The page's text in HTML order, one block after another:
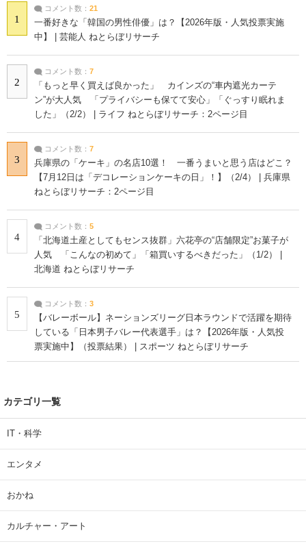
1
コメント数： 21
一番好きな「韓国の男性俳優」は？【2026年版・人気投票実施
中】 | 芸能人 ねとらぼリサーチ
2
コメント数： 7
「もっと早く買えば良かった」 カインズの“車内遮光カーテ
ン”が大人気 「プライバシーも保てて安心」「ぐっすり眠れま
した」（2/2） | ライフ ねとらぼリサーチ：2ページ目
3
コメント数： 7
兵庫県の「ケーキ」の名店10選！ 一番うまいと思う店はどこ？
【7月12日は「デコレーションケーキの日」！】（2/4） | 兵庫県
ねとらぼリサーチ：2ページ目
4
コメント数： 5
「北海道土産としてもセンス抜群」六花亭の“店舗限定”お菓子が
人気 「こんなの初めて」「箱買いするべきだった」（1/2） |
北海道 ねとらぼリサーチ
5
コメント数： 3
【バレーボール】ネーションズリーグ日本ラウンドで活躍を期待
している「日本男子バレー代表選手」は？【2026年版・人気投
票実施中】（投票結果） | スポーツ ねとらぼリサーチ
カテゴリ一覧
IT・科学
エンタメ
おかね
カルチャー・アート